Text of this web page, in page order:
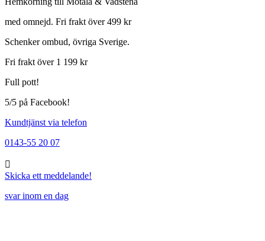
med omnejd. Fri frakt över 499 kr
Schenker ombud, övriga Sverige.
Fri frakt över 1 199 kr
Full pott!
5/5 på Facebook!
Kundtjänst via telefon
0143-55 20 07
Skicka ett meddelande!
svar inom en dag